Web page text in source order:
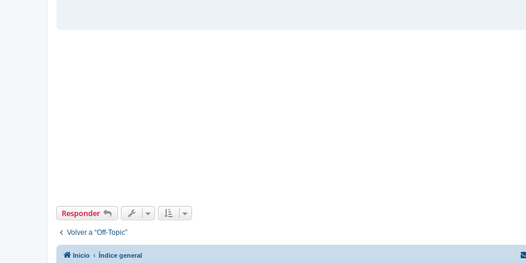
Responder
Volver a “Off-Topic”
Inicio Índice general